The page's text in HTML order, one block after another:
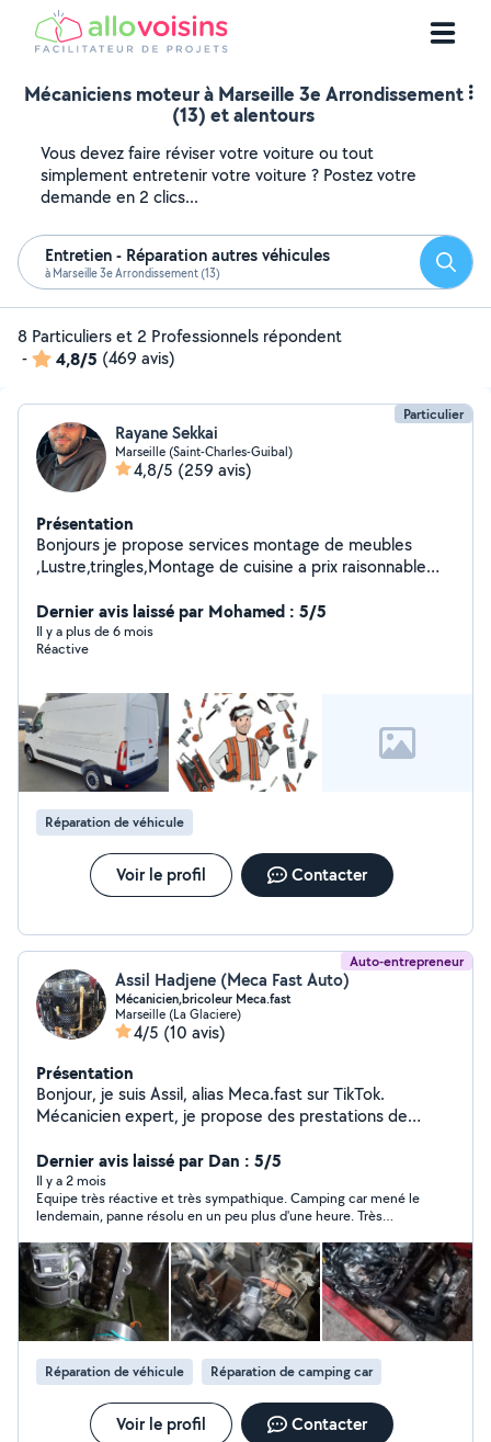
Mécaniciens moteur à Marseille 3e Arrondissement
(13) et alentours
Vous devez faire réviser votre voiture ou tout
simplement entretenir votre voiture ? Postez votre
demande en 2 clics...
Entretien - Réparation autres véhicules
à Marseille 3e Arrondissement (13)
8 Particuliers et 2 Professionnels répondent
-
4,8/5 (469 avis)
Particulier
Rayane Sekkai
Marseille (Saint-Charles-Guibal)
4,8/5 (259 avis)
Présentation
Bonjours je propose services montage de meubles
,Lustre,tringles,Montage de cuisine a prix raisonnable
Dernier avis laissé par Mohamed : 5/5
Il y a plus de 6 mois
Réactive
Réparation de véhicule
Voir le profil Contacter
Auto-entrepreneur
Assil Hadjene (Meca Fast Auto)
Mécanicien,bricoleur Meca.fast
Marseille (La Glaciere)
4/5 (10 avis)
Présentation
Bonjour, je suis Assil, alias Meca.fast sur TikTok.
Mécanicien expert, je propose des prestations de
spécialisé en boîte auto DSG) de qualité et à tarifs
compétitifs. Pour toute demande zéro six, soixante-huit,
zéro sept, quarante-neuf, trente-quatre er retrouvez-
moi sur TikTok.
Dernier avis laissé par Dan : 5/5
Il y a 2 mois
Equipe très réactive et très sympathique. Camping car mené le
lendemain, panne résolu en un peu plus d'une heure. Très
Réparation de véhicule Réparation de camping car
Voir le profil Contacter